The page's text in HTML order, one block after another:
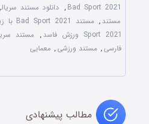
Bad Sport 2021
, دانلود مستند
مستند , مستند Bad Sport 2021 با زیرنویس چسبیده
Sport 2021 ورزش فاسد
,
فارسی , مستند ورزشی , معمایی
مطالب پیشنهادی